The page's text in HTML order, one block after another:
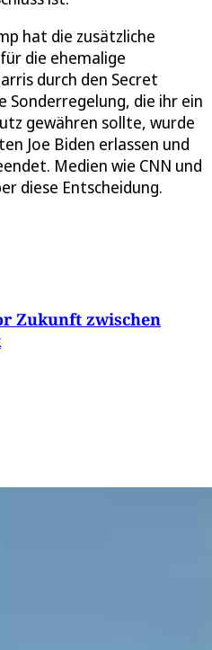
hat die zusätzliche
die ehemalige
durch den Secret
Sonderregelung, die ihr ein
gewähren sollte, wurde
Joe Biden erlassen und
Medien wie CNN und
diese Entscheidung.
Zukunft zwischen